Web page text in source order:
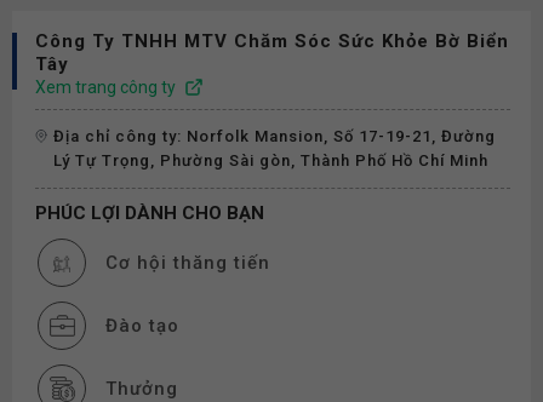
Công Ty TNHH MTV Chăm Sóc Sức Khỏe Bờ Biển
Tây
Xem trang công ty
Địa chỉ công ty: Norfolk Mansion, Số 17-19-21, Đường
Lý Tự Trọng, Phường Sài gòn, Thành Phố Hồ Chí Minh
PHÚC LỢI DÀNH CHO BẠN
Cơ hội thăng tiến
Đào tạo
Thưởng